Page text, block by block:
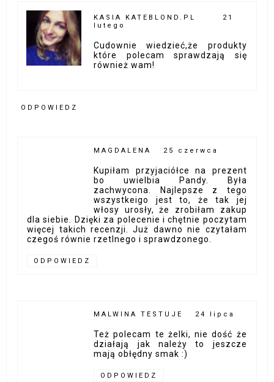
KASIA KATEBLOND.PL
21
lutego
Cudownie wiedzieć,że produkty
które polecam sprawdzają się
również wam!
ODPOWIEDZ
MAGDALENA 25 czerwca
Kupiłam przyjaciółce na prezent
bo uwielbia Pandy. Była
zachwycona. Najlepsze z tego
wszystkeigo jest to, że tak jej
włosy urosły, że zrobiłam zakup
dla siebie. Dzięki za polecenie i chętnie poczytam
więcej takich recenzji. Już dawno nie czytałam
czegoś równie rzetlnego i sprawdzonego.
ODPOWIEDZ
MALWINA TESTUJE 24 lipca
Też polecam te żelki, nie dość że
działają jak należy to jeszcze
mają obłędny smak :)
ODPOWIEDZ